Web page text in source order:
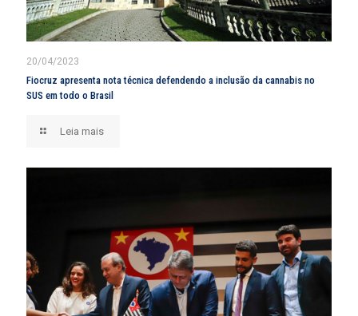
20/04/2023
Fiocruz apresenta nota técnica defendendo a inclusão da cannabis no
SUS em todo o Brasil
Leia mais